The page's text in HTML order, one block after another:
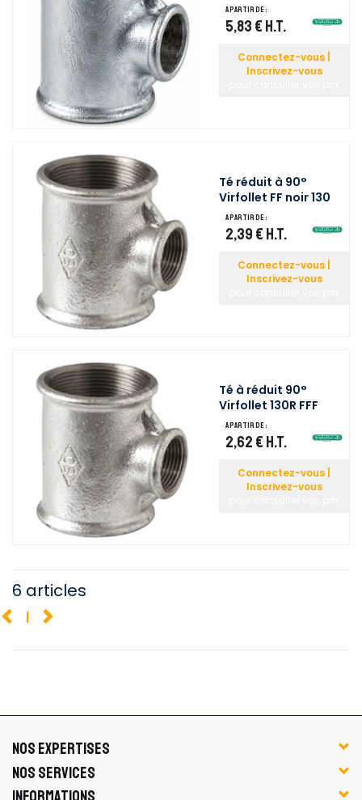
A partir de :
5,83 € H.T.
Connectez-vous |
Inscrivez-vous
Té réduit à 90°
Virfollet FF noir 130
A partir de :
2,39 € H.T.
Connectez-vous |
Inscrivez-vous
Té à réduit 90°
Virfollet 130R FFF
A partir de :
2,62 € H.T.
Connectez-vous |
Inscrivez-vous
6 articles
1
NOS EXPERTISES
NOS SERVICES